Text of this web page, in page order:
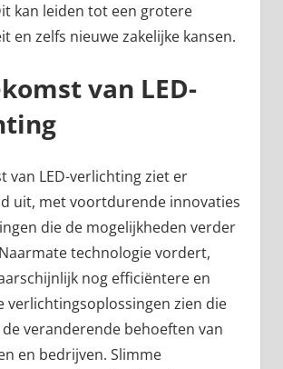
kan leiden tot een grotere
en zelfs nieuwe zakelijke kansen.
van LED-
van LED-verlichting ziet er
uit, met voortdurende innovaties
die de mogelijkheden verder
technologie vordert,
nog efficiëntere en
verlichtingsoplossingen zien die
veranderende behoeften van
en bedrijven. Slimme